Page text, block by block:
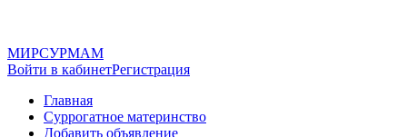
МИРСУРМАМ
Войти в кабинетРегистрация
Главная
Суррогатное материнство
Добавить объявление